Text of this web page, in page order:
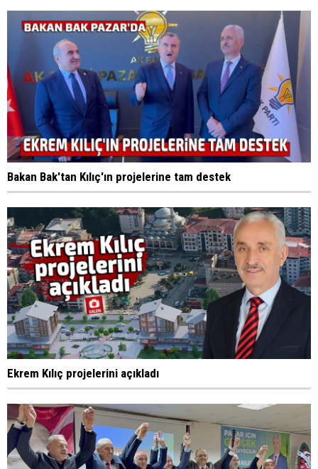
Bakan Bak'tan Kılıç'ın projelerine tam destek
Ekrem Kılıç projelerini açıkladı